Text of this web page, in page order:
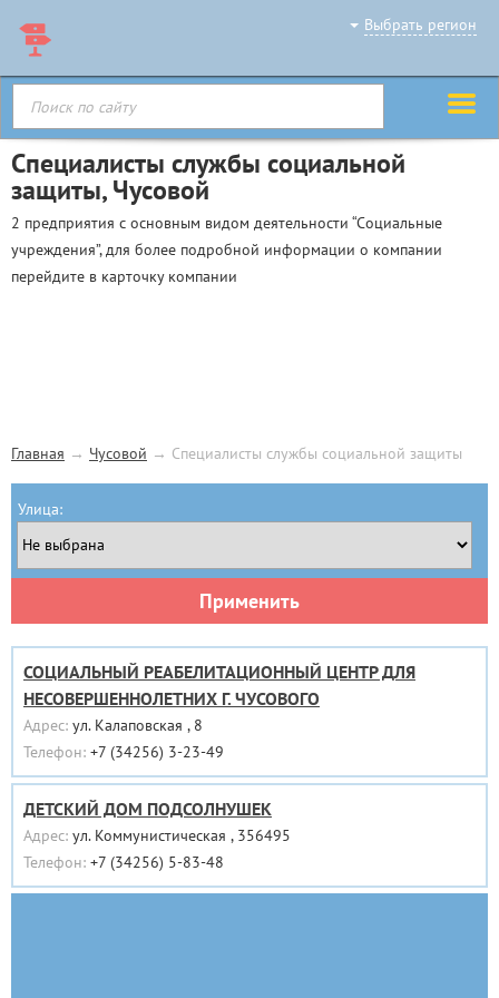
Выбрать регион
Специалисты службы социальной
защиты, Чусовой
2 предприятия с основным видом деятельности “Социальные
учреждения”, для более подробной информации о компании
перейдите в карточку компании
Главная → Чусовой → Специалисты службы социальной защиты
Улица:
Применить
СОЦИАЛЬНЫЙ РЕАБЕЛИТАЦИОННЫЙ ЦЕНТР ДЛЯ
НЕСОВЕРШЕННОЛЕТНИХ Г. ЧУСОВОГО
Адрес: ул. Калаповская , 8
Телефон: +7 (34256) 3-23-49
ДЕТСКИЙ ДОМ ПОДСОЛНУШЕК
Адрес: ул. Коммунистическая , 356495
Телефон: +7 (34256) 5-83-48